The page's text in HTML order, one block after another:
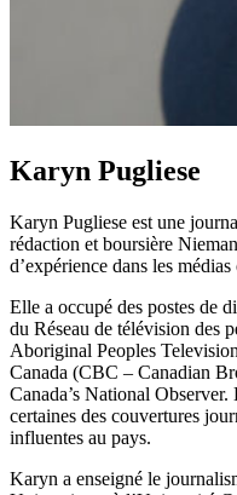
Karyn Pugliese
Karyn Pugliese est une
rédaction et boursière
d’expérience dans les médias
Elle a occupé des postes de
du Réseau de télévision des
Aboriginal Peoples
Canada (CBC – Canadian
Canada’s National
certaines des couvertures
influentes au pays.
Karyn a enseigné le